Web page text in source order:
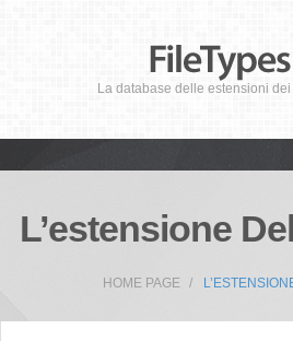
La database delle estensioni
L’estensione
HOME PAGE